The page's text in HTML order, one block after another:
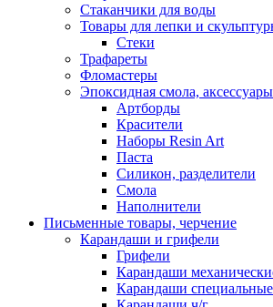
Стаканчики для воды
Товары для лепки и
Стеки
Трафареты
Фломастеры
Эпоксидная смола, аксессуары
Артборды
Красители
Наборы Resin Art
Паста
Силикон, разделители
Смола
Наполнители
Письменные товары, черчение
Карандаши и грифели
Грифели
Карандаши
Карандаши специальные